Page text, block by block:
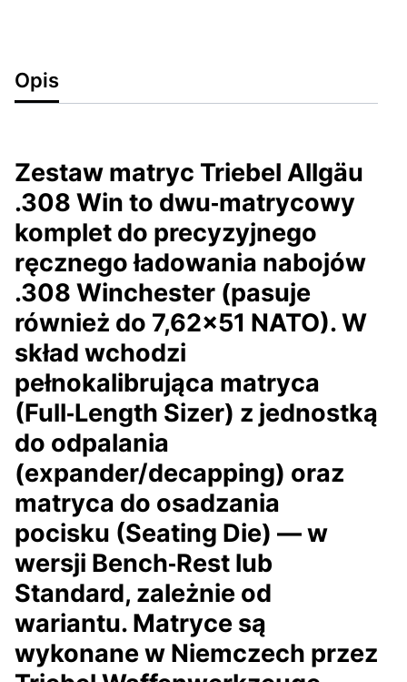
Opis
Zestaw matryc Triebel Allgäu
.308 Win to dwu‑matrycowy
komplet do precyzyjnego
ręcznego ładowania nabojów
.308 Winchester (pasuje
również do 7,62×51 NATO). W
skład wchodzi
pełnokalibrująca matryca
(Full‑Length Sizer) z jednostką
do odpalania
(expander/decapping) oraz
matryca do osadzania
pocisku (Seating Die) — w
wersji Bench‑Rest lub
Standard, zależnie od
wariantu. Matryce są
wykonane w Niemczech przez